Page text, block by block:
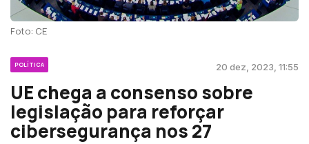
Foto: CE
POLÍTICA 20 dez, 2023, 11:55
UE chega a consenso sobre
legislação para reforçar
cibersegurança nos 27